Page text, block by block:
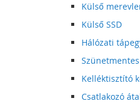
Külső
Külső SSD
Hálózati
Kelléktisztító
Csatlakozó